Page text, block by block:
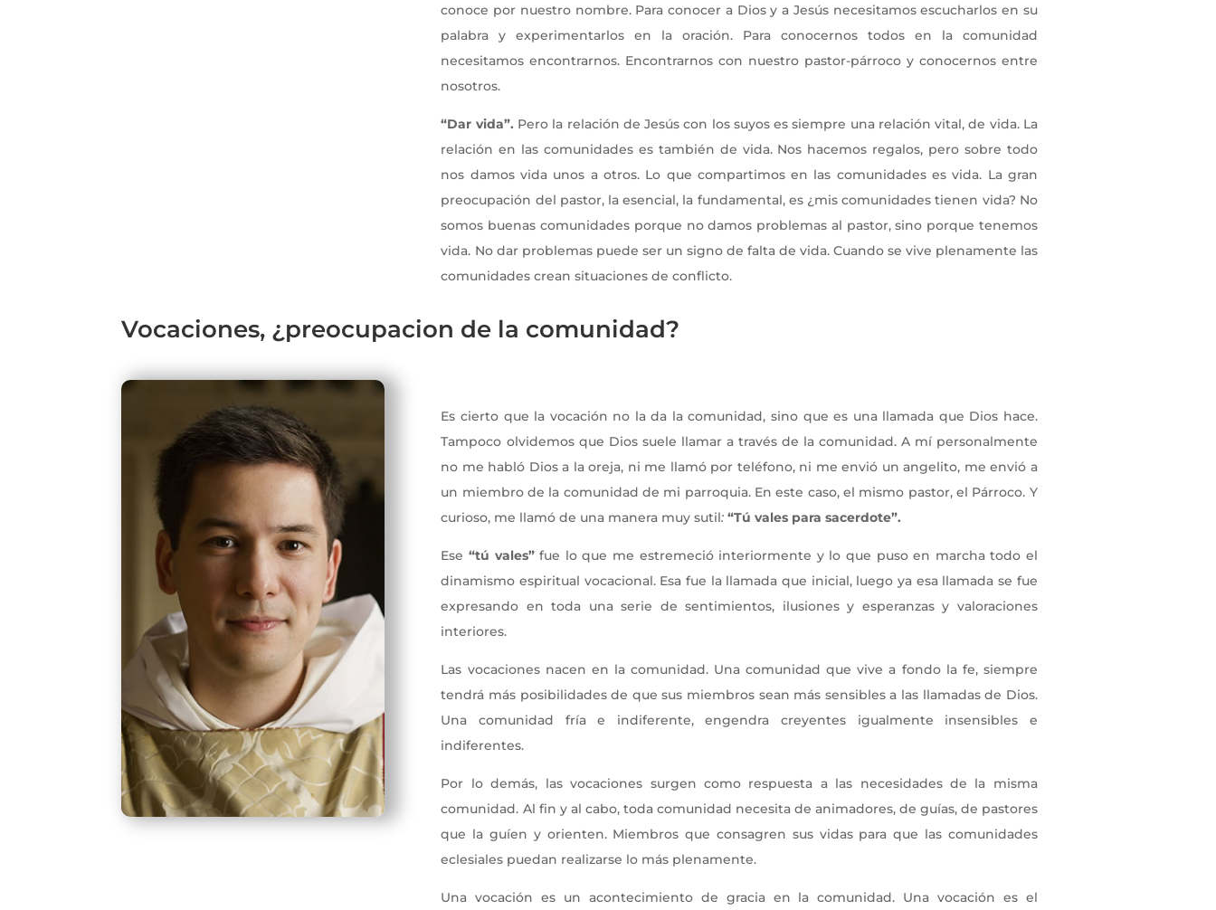
conoce por nuestro nombre. Para conocer a Dios y a Jesús necesitamos escucharlos en su
palabra y experimentarlos en la oración. Para conocernos todos en la comunidad
necesitamos encontrarnos. Encontrarnos con nuestro pastor-párroco y conocernos entre
nosotros.
“Dar vida”. Pero la relación de Jesús con los suyos es siempre una relación vital, de vida. La
relación en las comunidades es también de vida. Nos hacemos regalos, pero sobre todo
nos damos vida unos a otros. Lo que compartimos en las comunidades es vida. La gran
preocupación del pastor, la esencial, la fundamental, es ¿mis comunidades tienen vida? No
somos buenas comunidades porque no damos problemas al pastor, sino porque tenemos
vida. No dar problemas puede ser un signo de falta de vida. Cuando se vive plenamente las
comunidades crean situaciones de conflicto.
Vocaciones, ¿preocupacion de la comunidad?
Es cierto que la vocación no la da la comunidad, sino que es una llamada que Dios hace.
Tampoco olvidemos que Dios suele llamar a través de la comunidad. A mí personalmente
no me habló Dios a la oreja, ni me llamó por teléfono, ni me envió un angelito, me envió a
un miembro de la comunidad de mi parroquia. En este caso, el mismo pastor, el Párroco. Y
curioso, me llamó de una manera muy sutil:“Tú vales para sacerdote”.
Ese“tú vales”fue lo que me estremeció interiormente y lo que puso en marcha todo el
dinamismo espiritual vocacional. Esa fue la llamada que inicial, luego ya esa llamada se fue
expresando en toda una serie de sentimientos, ilusiones y esperanzas y valoraciones
interiores.
Las vocaciones nacen en la comunidad. Una comunidad que vive a fondo la fe, siempre
tendrá más posibilidades de que sus miembros sean más sensibles a las llamadas de Dios.
Una comunidad fría e indiferente, engendra creyentes igualmente insensibles e
indiferentes.
Por lo demás, las vocaciones surgen como respuesta a las necesidades de la misma
comunidad. Al fin y al cabo, toda comunidad necesita de animadores, de guías, de pastores
que la guíen y orienten. Miembros que consagren sus vidas para que las comunidades
eclesiales puedan realizarse lo más plenamente.
Una vocación es un acontecimiento de gracia en la comunidad. Una vocación es el